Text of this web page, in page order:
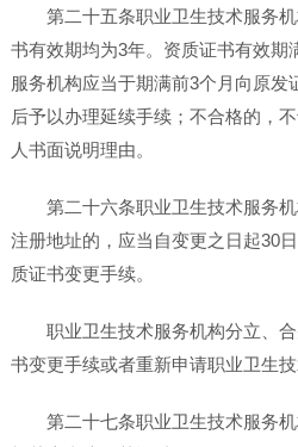
第二十五条职业卫生技术服务
书有效期均为3年。资质证书有效期
服务机构应当于期满前3个月向原发
后予以办理延续手续；不合格的，
人书面说明理由。
第二十六条职业卫生技术服务
注册地址的，应当自变更之日起30
质证书变更手续。
职业卫生技术服务机构分立、
书变更手续或者重新申请职业卫生
第二十七条职业卫生技术服务